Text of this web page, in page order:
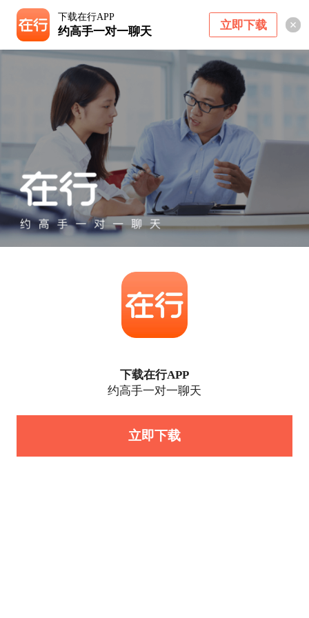
下载在行APP
约高手一对一聊天 立即下载
下载在行APP
约高手一对一聊天
立即下载